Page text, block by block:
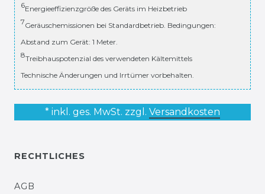
6Energieeffizienzgröße des Geräts im Heizbetrieb
7Geräuschemissionen bei Standardbetrieb. Bedingungen:
Abstand zum Gerät: 1 Meter.
8Treibhauspotenzial des verwendeten Kältemittels
Technische Änderungen und Irrtümer vorbehalten.
* inkl. ges. MwSt. zzgl. Versandkosten
RECHTLICHES
AGB